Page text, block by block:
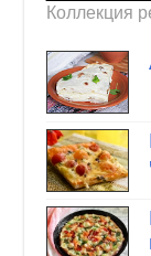
Коллекция